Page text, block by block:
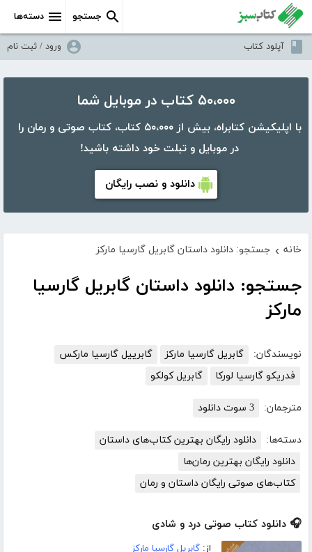
دسته‌ها جستجو
آپلود کتاب ورود / ثبت نام
۵۰،۰۰۰ کتاب در موبایل شما
با اپلیکیشن کتابراه، بیش از ۵۰،۰۰۰ کتاب، کتاب صوتی و رمان را
در موبایل و تبلت خود داشته باشید!
دانلود و نصب رایگان
خانه › جستجو: دانلود داستان گابریل گارسیا مارکز
جستجو: دانلود داستان گابریل گارسیا
مارکز
نویسندگان: گابریل گارسیا مارکز
گابرییل گارسیا مارکس
فدریکو گارسیا لورکا
گابریل کولکو
مترجمان: 3 سوت دانلود
دسته‌ها:
دانلود رایگان بهترین کتاب‌های داستان
دانلود رایگان بهترین رمان‌ها
کتاب‌های صوتی رایگان داستان و رمان
🎧 دانلود کتاب صوتی درد و شادی
از:گابریل گارسیا مارکز